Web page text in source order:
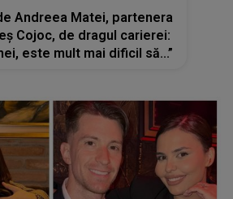
Andreea Matei, partenera
Cojoc, de dragul carierei:
este mult mai dificil să...”